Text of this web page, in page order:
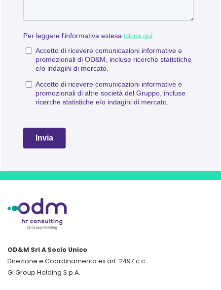
OD&M Srl A Socio Unico
Direzione e Coordinamento ex art. 2497 c.c.
Gi Group Holding S.p.A.